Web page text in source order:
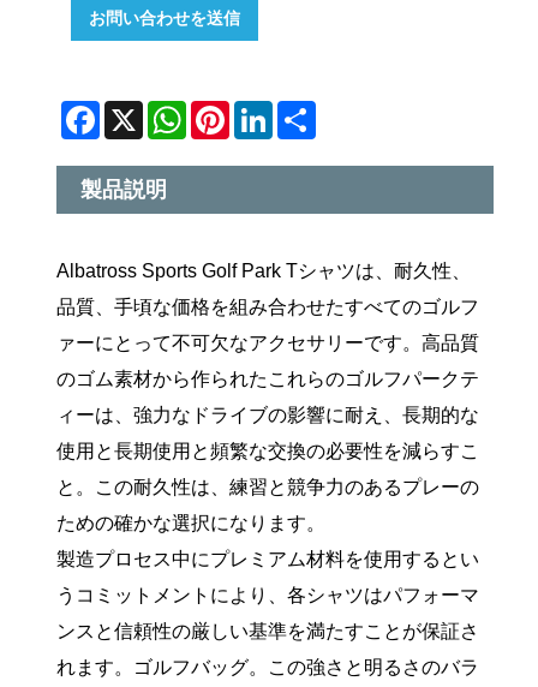
お問い合わせを送信
Facebook
X WhatsApp
Pinterest
LinkedIn
製品説明
Albatross Sports Golf Park Tシャツは、耐久性、
品質、手頃な価格を組み合わせたすべてのゴルフ
ァーにとって不可欠なアクセサリーです。高品質
のゴム素材から作られたこれらのゴルフパークテ
ィーは、強力なドライブの影響に耐え、長期的な
使用と長期使用と頻繁な交換の必要性を減らすこ
と。この耐久性は、練習と競争力のあるプレーの
ための確かな選択になります。
製造プロセス中にプレミアム材料を使用するとい
うコミットメントにより、各シャツはパフォーマ
ンスと信頼性の厳しい基準を満たすことが保証さ
れます。ゴルフバッグ。この強さと明るさのバラ